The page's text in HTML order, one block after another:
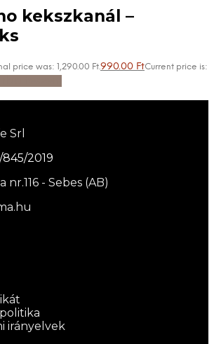
kekszkanál –
price was: 1,290.00 Ft.990.00 FtCurrent price is:
Srl
845/2019
- Sebes (AB)
irányelvek